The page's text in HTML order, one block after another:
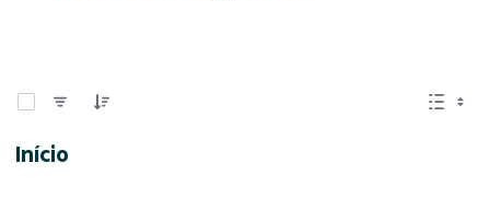
Início